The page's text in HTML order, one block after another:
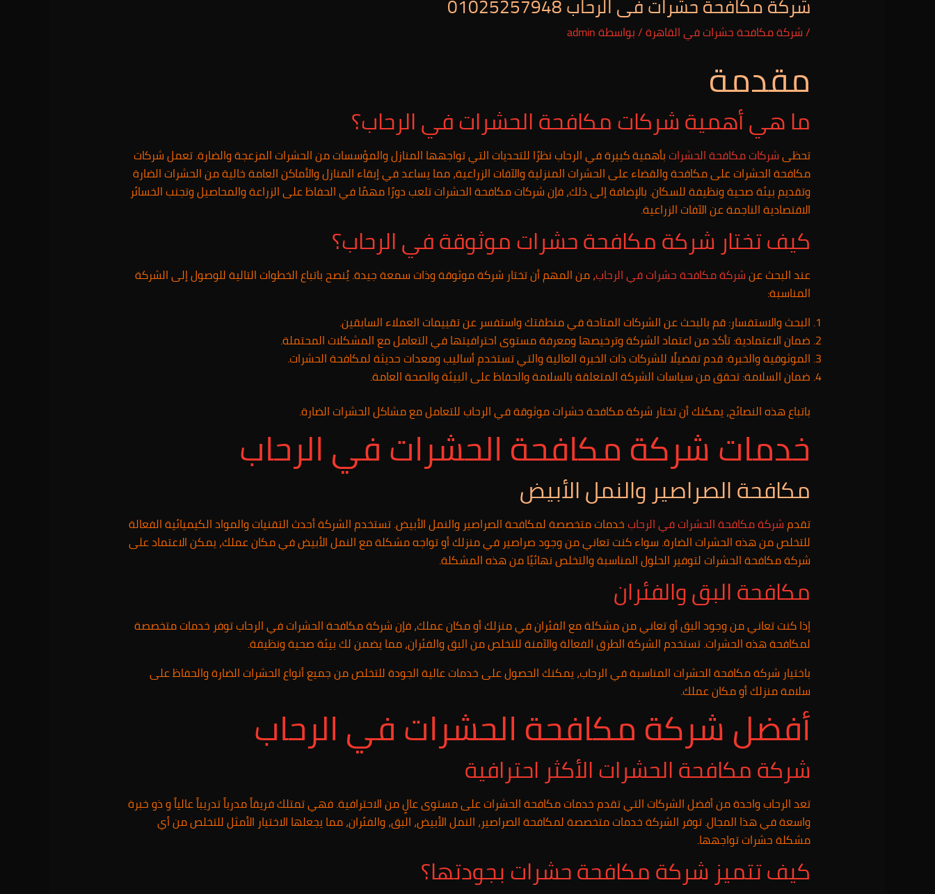
شركة مكافحة حشرات فى الرحاب 01025257948
/شركة مكافحة حشرات في القاهرة/ بواسطةadmin
مقدمة
ما هي أهمية شركات مكافحة الحشرات في الرحاب؟
تحظىشركات مكافحة الحشرات بأهمية كبيرة في الرحاب نظرًا للتحديات التي تواجهها المنازل والمؤسسات من الحشرات المزعجة والضارة. تعمل شركات
مكافحة الحشرات على مكافحة والقضاء على الحشرات المنزلية والآفات الزراعية، مما يساعد في إبقاء المنازل والأماكن العامة خالية من الحشرات الضارة
وتقديم بيئة صحية ونظيفة للسكان. بالإضافة إلى ذلك، فإن شركات مكافحة الحشرات تلعب دورًا مهمًا في الحفاظ على الزراعة والمحاصيل وتجنب الخسائر
الاقتصادية الناجمة عن الآفات الزراعية.
كيف تختار شركة مكافحة حشرات موثوقة في الرحاب؟
عند البحث عنشركة مكافحة حشرات في الرحاب، من المهم أن تختار شركة موثوقة وذات سمعة جيدة. يُنصح باتباع الخطوات التالية للوصول إلى الشركة
المناسبة:
البحث والاستفسار: قم بالبحث عن الشركات المتاحة في منطقتك واستفسر عن تقييمات العملاء السابقين.
ضمان الاعتمادية: تأكد من اعتماد الشركة وترخيصها ومعرفة مستوى احترافيتها في التعامل مع المشكلات المحتملة.
الموثوقية والخبرة: قدم تفضيلًا للشركات ذات الخبرة العالية والتي تستخدم أساليب ومعدات حديثة لمكافحة الحشرات.
ضمان السلامة: تحقق من سياسات الشركة المتعلقة بالسلامة والحفاظ على البيئة والصحة العامة.
باتباع هذه النصائح، يمكنك أن تختار شركة مكافحة حشرات موثوقة في الرحاب للتعامل مع مشاكل الحشرات الضارة.
خدمات شركة مكافحة الحشرات في الرحاب
مكافحة الصراصير والنمل الأبيض
تقدمشركة مكافحة الحشرات في الرحاب خدمات متخصصة لمكافحة الصراصير والنمل الأبيض. تستخدم الشركة أحدث التقنيات والمواد الكيميائية الفعالة
للتخلص من هذه الحشرات الضارة. سواء كنت تعاني من وجود صراصير في منزلك أو تواجه مشكلة مع النمل الأبيض في مكان عملك، يمكن الاعتماد على
شركة مكافحة الحشرات لتوفير الحلول المناسبة والتخلص نهائيًا من هذه المشكلة.
مكافحة البق والفئران
إذا كنت تعاني من وجود البق أو تعاني من مشكلة مع الفئران في منزلك أو مكان عملك، فإن شركة مكافحة الحشرات في الرحاب توفر خدمات متخصصة
لمكافحة هذه الحشرات. تستخدم الشركة الطرق الفعالة والآمنة للتخلص من البق والفئران، مما يضمن لك بيئة صحية ونظيفة.
باختيار شركة مكافحة الحشرات المناسبة في الرحاب، يمكنك الحصول على خدمات عالية الجودة للتخلص من جميع أنواع الحشرات الضارة والحفاظ على
سلامة منزلك أو مكان عملك.
أفضل شركة مكافحة الحشرات في الرحاب
شركة مكافحة الحشرات الأكثر احترافية
تعد الرحاب واحدة من أفضل الشركات التي تقدم خدمات مكافحة الحشرات على مستوى عالٍ من الاحترافية. فهي تمتلك فريقاً مدرباً تدريباً عالياً و ذو خبرة
واسعة في هذا المجال. توفر الشركة خدمات متخصصة لمكافحة الصراصير، النمل الأبيض، البق، والفئران، مما يجعلها الاختيار الأمثل للتخلص من أي
مشكلة حشرات تواجهها.
كيف تتميز شركة مكافحة حشرات بجودتها؟